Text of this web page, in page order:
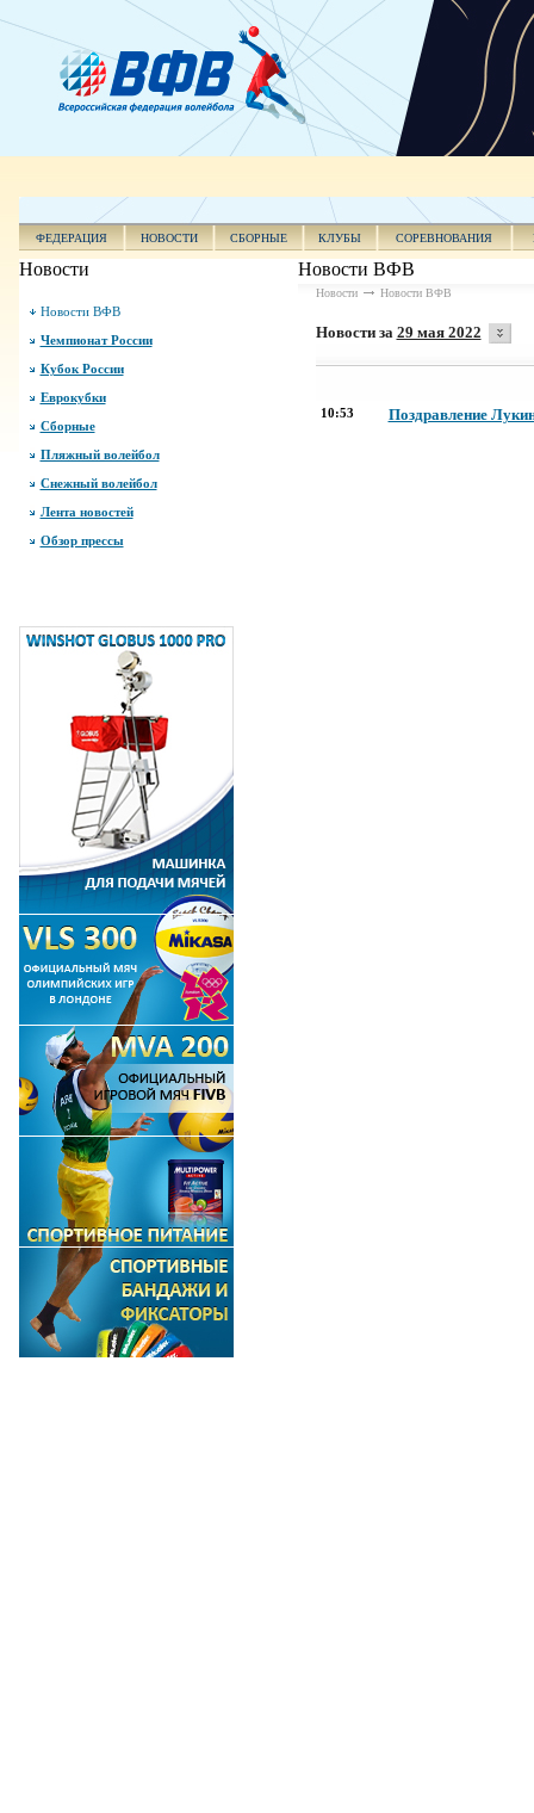
ФЕДЕРАЦИЯ НОВОСТИ СБОРНЫЕ КЛУБЫ СОРЕВНОВАНИЯ
Новости
Новости ВФВ
Чемпионат России
Кубок России
Еврокубки
Сборные
Пляжный волейбол
Снежный волейбол
Лента новостей
Обзор прессы
Новости ВФВ
Новости Новости ВФВ
Новости за 29 мая 2022
10:53 Поздравление